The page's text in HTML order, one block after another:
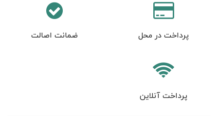
پرداخت در محل ضمانت اصالت
پرداخت آنلاین